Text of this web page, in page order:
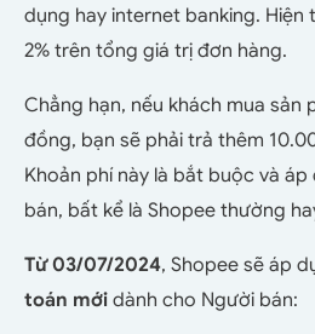
dụng hay internet banking. Hiện
2% trên tổng giá trị đơn hàng.
Chẳng hạn, nếu khách mua sản
đồng, bạn sẽ phải trả thêm
Khoản phí này là bắt buộc và
bán, bất kể là Shopee thường
Từ 03/07/2024, Shopee sẽ áp
toán mới dành cho Người bán: